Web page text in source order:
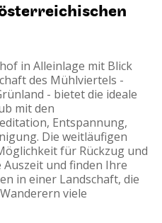
in Alleinlage mit Blick
des Mühlviertels -
- bietet die ideale
mit den
Entspannung,
Die weitläufigen
für Rückzug und
Auszeit und finden Ihre
in einer Landschaft, die
viele